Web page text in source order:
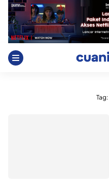
Skip
content
Tag: